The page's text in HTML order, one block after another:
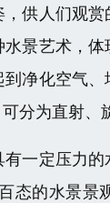
供人们观
景艺术，
净化空气
分为直射
一定压力
态的水景景